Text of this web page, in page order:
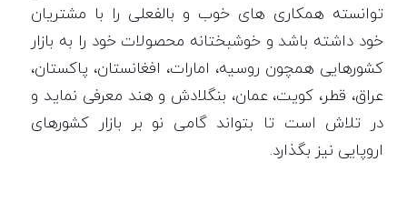
توانسته همکاری های خوب و بالفعلی را با مشتریان
خود داشته باشد و خوشبختانه محصولات خود را به بازار
کشورهایی همچون روسیه، امارات، افغانستان، پاکستان،
عراق، قطر، کویت، عمان، بنگلادش و هند معرفی نماید و
در تلاش است تا بتواند گامی نو بر بازار کشورهای
اروپایی نیز بگذارد.